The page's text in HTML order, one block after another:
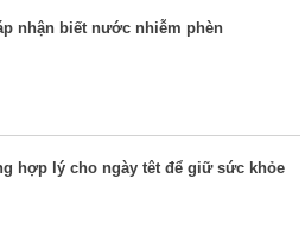
nhận biết nước nhiễm phèn
hợp lý cho ngày têt để giữ sức khỏe